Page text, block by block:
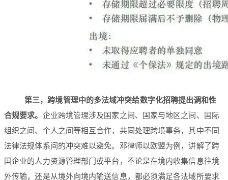
第三，跨境管理中的多法域冲突给数字化招聘提出调和性
合规要求。 企业跨境管理涉及国家之间、国家与地区之间、国际
组织之间、个人之间等相互合作，共同处理跨境事务，其中不同
法律法规体系间的冲突难以避免。邓律师以欧盟为例，讲解了跨
国企业的人力资源管理部门或平台，不论是在境内收集信息往境
外传输，还是从境外向境内输送信息，都必须满足各法域所要求